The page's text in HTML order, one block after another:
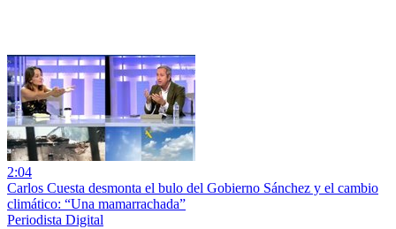
2:04
Carlos Cuesta desmonta el bulo del Gobierno Sánchez y el cambio
climático: “Una mamarrachada”
Periodista Digital